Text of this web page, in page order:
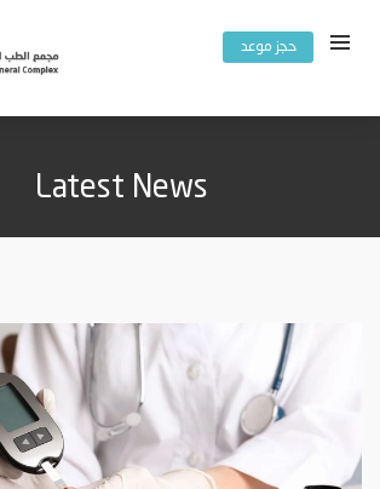
حجز موعد
Latest News